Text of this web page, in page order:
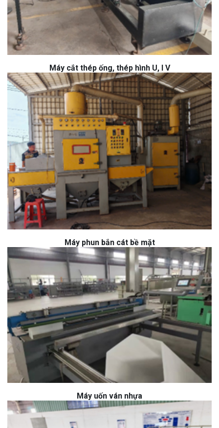
Máy cắt thép ống, thép hình U, I V
Máy phun bắn cát bề mặt
Máy uốn ván nhựa